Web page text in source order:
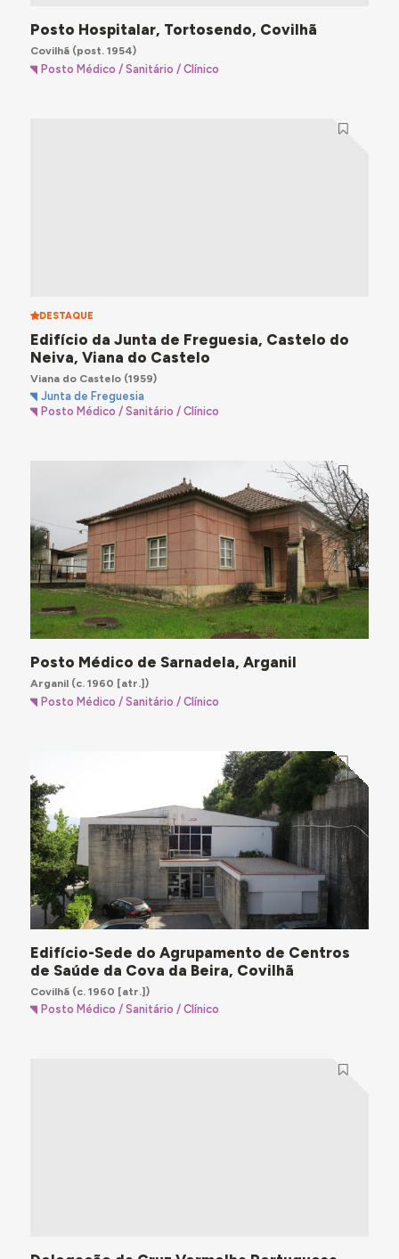
Posto Hospitalar, Tortosendo, Covilhã
Covilhã(post. 1954)
Posto Médico / Sanitário / Clínico
DESTAQUE
Edifício da Junta de Freguesia, Castelo do
Neiva, Viana do Castelo
Viana do Castelo(1959)
Junta de Freguesia
Posto Médico / Sanitário / Clínico
Posto Médico de Sarnadela, Arganil
Arganil(c. 1960 [atr.])
Posto Médico / Sanitário / Clínico
Edifício-Sede do Agrupamento de Centros
de Saúde da Cova da Beira, Covilhã
Covilhã(c. 1960 [atr.])
Posto Médico / Sanitário / Clínico